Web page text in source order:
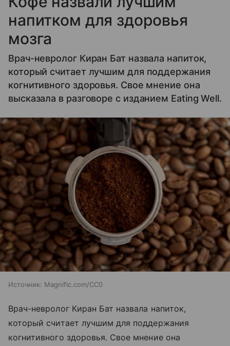
напитком для здоровья
мозга
Врач-невролог Киран Бат назвала напиток,
который считает лучшим для поддержания
когнитивного здоровья. Свое мнение она
высказала в разговоре с изданием Eating Well.
Источник: Magnific.com/CC0
Врач-невролог Киран Бат назвала напиток,
который считает лучшим для поддержания
когнитивного здоровья. Свое мнение она